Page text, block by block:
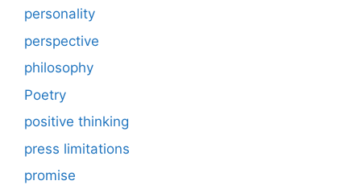
personality
perspective
philosophy
Poetry
positive thinking
press limitations
promise